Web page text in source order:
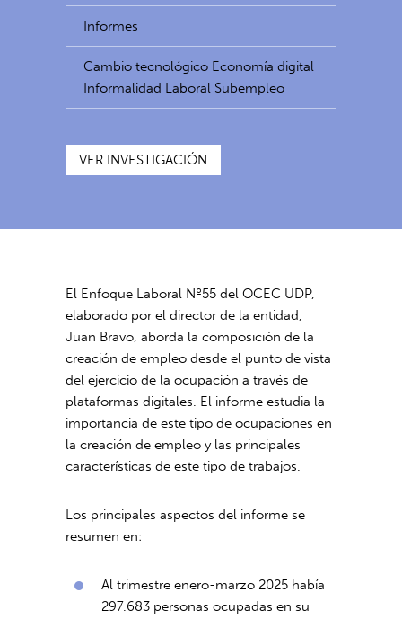
Informes
Cambio tecnológico Economía digital
Informalidad Laboral Subempleo
VER INVESTIGACIÓN
El Enfoque Laboral Nº55 del OCEC UDP,
elaborado por el director de la entidad,
Juan Bravo, aborda la composición de la
creación de empleo desde el punto de vista
del ejercicio de la ocupación a través de
plataformas digitales. El informe estudia la
importancia de este tipo de ocupaciones en
la creación de empleo y las principales
características de este tipo de trabajos.
Los principales aspectos del informe se
resumen en:
Al trimestre enero-marzo 2025 había
297.683 personas ocupadas en su